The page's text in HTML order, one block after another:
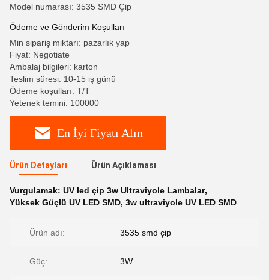
Model numarası: 3535 SMD Çip
Ödeme ve Gönderim Koşulları
Min sipariş miktarı: pazarlık yap
Fiyat: Negotiate
Ambalaj bilgileri: karton
Teslim süresi: 10-15 iş günü
Ödeme koşulları: T/T
Yetenek temini: 100000
En İyi Fiyatı Alın
Ürün Detayları Ürün Açıklaması
Vurgulamak: UV led çip 3w Ultraviyole Lambalar,
Yüksek Güçlü UV LED SMD, 3w ultraviyole UV LED SMD
Ürün adı: 3535 smd çip
Güç: 3W